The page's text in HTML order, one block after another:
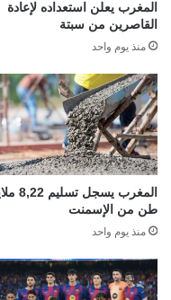
المغرب يعلن استعداده لإعادة
القاصرين من سبتة
منذ يوم واحد
المغرب يسجل
طن من الإسمنت
منذ يوم واحد